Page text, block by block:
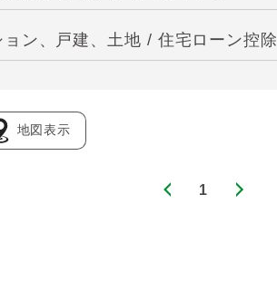
ン、戸建、土地 / 住宅ローン控除
地図表示
1